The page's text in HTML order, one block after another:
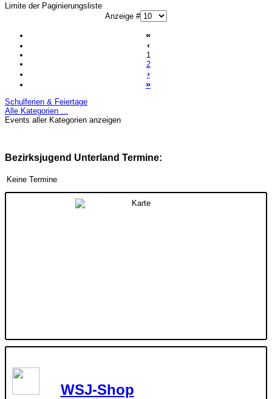
Limite der Paginierungsliste
Anzeige #
«
‹
1
2
›
»
Schulferien & Feiertage
Alle Kategorien ...
Events aller Kategorien anzeigen
Bezirksjugend Unterland Termine:
Keine Termine
WSJ-Shop